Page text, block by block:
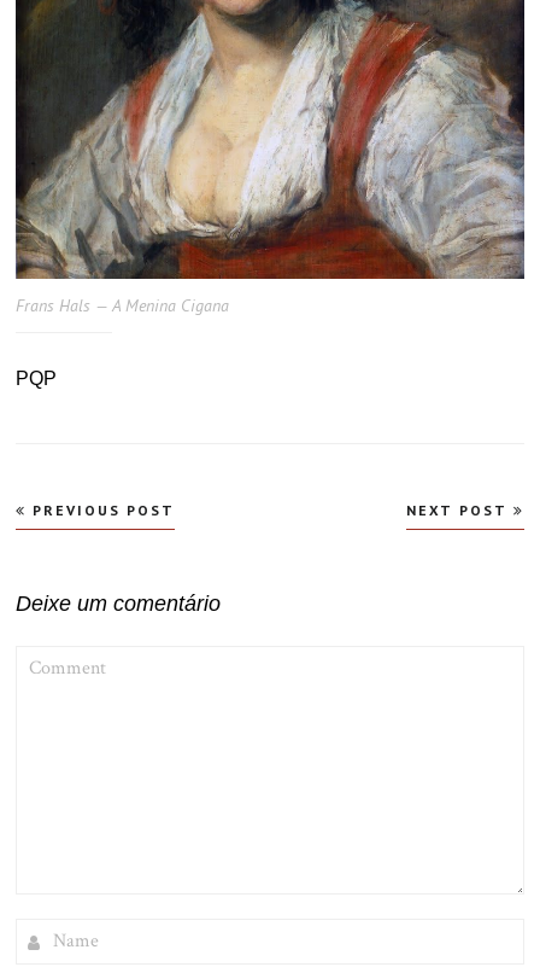
Frans Hals — A Menina Cigana
PQP
Navegação
de
PREVIOUS POST NEXT POST
Deixe um comentário